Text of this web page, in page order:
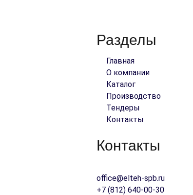
Разделы
Главная
О компании
Каталог
Производство
Тендеры
Контакты
Контакты
office@elteh-spb.ru
+7 (812) 640-00-30